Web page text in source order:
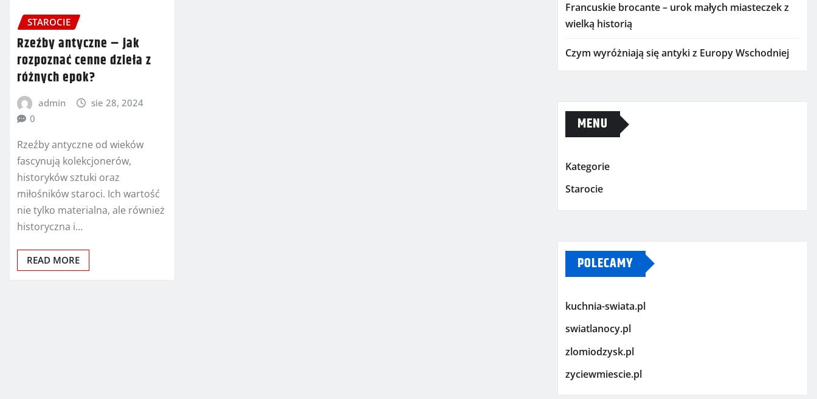
STAROCIE
Rzeźby antyczne – jak
rozpoznać cenne dzieła z
różnych epok?
admin
sie 28, 2024
0
Rzeźby antyczne od wieków
fascynują kolekcjonerów,
historyków sztuki oraz
miłośników staroci. Ich wartość
nie tylko materialna, ale również
historyczna i…
READ MORE
Francuskie brocante – urok małych miasteczek z
wielką historią
Czym wyróżniają się antyki z Europy Wschodniej
MENU
Kategorie
Starocie
POLECAMY
kuchnia-swiata.pl
swiatlanocy.pl
zlomiodzysk.pl
zyciewmiescie.pl